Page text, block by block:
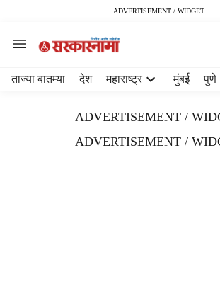
ADVERTISEMENT / WIDGET
ताज्या बातम्या देश महाराष्ट्र मुंबई पुणे
ADVERTISEMENT /
ADVERTISEMENT /